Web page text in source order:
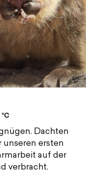
Dachten
unseren ersten
auf der
verbracht.